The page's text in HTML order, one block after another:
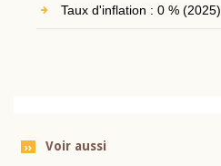
Taux d'inflation : 0 % (2025)
Voir aussi